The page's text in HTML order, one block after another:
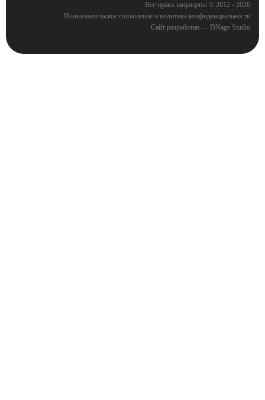
Все права защищены © 2012 - 2026
Пользовательское соглашение и политика конфиденциальности
Сайт разработан — DNage Studio